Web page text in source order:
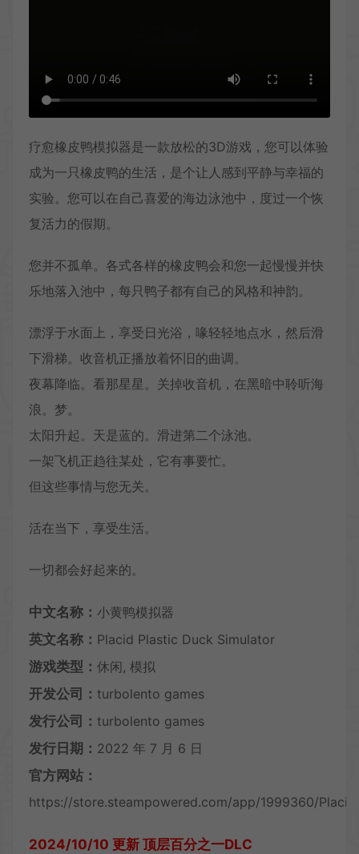
疗愈橡皮鸭模拟器是一款放松的3D游戏，您可以体验
成为一只橡皮鸭的生活，是个让人感到平静与幸福的
实验。您可以在自己喜爱的海边泳池中，度过一个恢
复活力的假期。
您并不孤单。各式各样的橡皮鸭会和您一起慢慢并快
乐地落入池中，每只鸭子都有自己的风格和神韵。
漂浮于水面上，享受日光浴，喙轻轻地点水，然后滑
下滑梯。收音机正播放着怀旧的曲调。
夜幕降临。看那星星。关掉收音机，在黑暗中聆听海
浪。梦。
太阳升起。天是蓝的。滑进第二个泳池。
一架飞机正趋往某处，它有事要忙。
但这些事情与您无关。
活在当下，享受生活。
一切都会好起来的。
中文名称： 小黄鸭模拟器
英文名称： Placid Plastic Duck Simulator
游戏类型： 休闲, 模拟
开发公司： turbolento games
发行公司： turbolento games
发行日期： 2022 年 7 月 6 日
官方网站：
https://store.steampowered.com/app/1999360/
2024/10/10 更新 顶层百分之一DLC